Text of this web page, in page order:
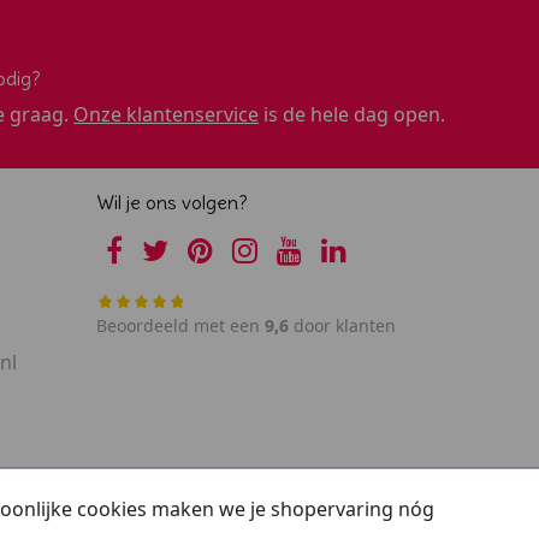
graag. Onze klantenservice is de hele dag open.
Wil je ons volgen?
Beoordeeld met een 9,6door klanten
cookies maken we je shopervaring nóg